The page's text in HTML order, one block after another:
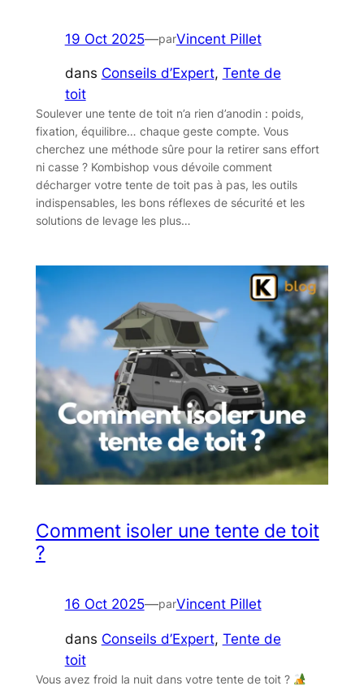
19 Oct 2025—parVincent Pillet
dans Conseils d’Expert, Tente de
toit
Soulever une tente de toit n’a rien d’anodin : poids,
fixation, équilibre… chaque geste compte. Vous
cherchez une méthode sûre pour la retirer sans effort
ni casse ? Kombishop vous dévoile comment
décharger votre tente de toit pas à pas, les outils
indispensables, les bons réflexes de sécurité et les
solutions de levage les plus…
Comment isoler une tente de toit​
?
16 Oct 2025—parVincent Pillet
dans Conseils d’Expert, Tente de
toit
Vous avez froid la nuit dans votre tente de toit ?